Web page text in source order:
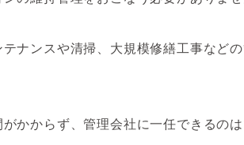
ナンスや清掃、大規模修繕工事など
かからず、管理会社に一任できるの